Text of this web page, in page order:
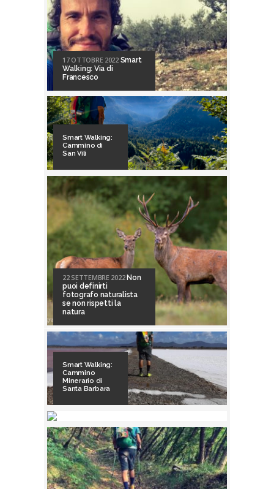
17 OTTOBRE 2022 Smart
Walking: Via di
Francesco
Smart Walking:
Cammino di
San Vili
22 SETTEMBRE 2022 Non
puoi definirti
fotografo naturalista
se non rispetti la
natura
Smart Walking:
Cammino
Minerario di
Santa Barbara